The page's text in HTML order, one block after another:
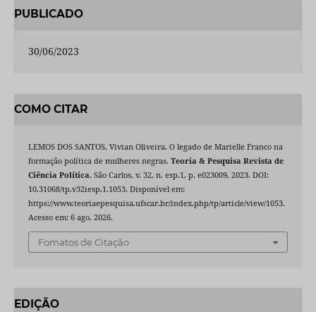
PUBLICADO
30/06/2023
COMO CITAR
LEMOS DOS SANTOS, Vivian Oliveira. O legado de Marielle Franco na
formação política de mulheres negras. Teoria & Pesquisa Revista de
Ciência Política, São Carlos, v. 32, n. esp.1, p. e023009, 2023. DOI:
10.31068/tp.v32iesp.1.1053. Disponível em:
https://www.teoriaepesquisa.ufscar.br/index.php/tp/article/view/1053.
Acesso em: 6 ago. 2026.
Fomatos de Citação
EDIÇÃO